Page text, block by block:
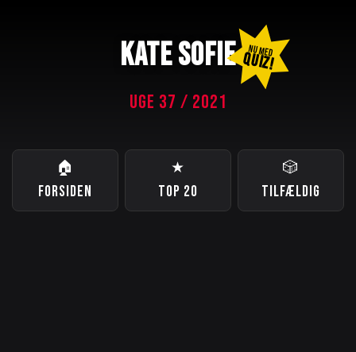
KATE SOFIE NU MED
QUIZ!
UGE 37 / 2021
🏠
FORSIDEN
★
TOP 20
🎲
TILFÆLDIG